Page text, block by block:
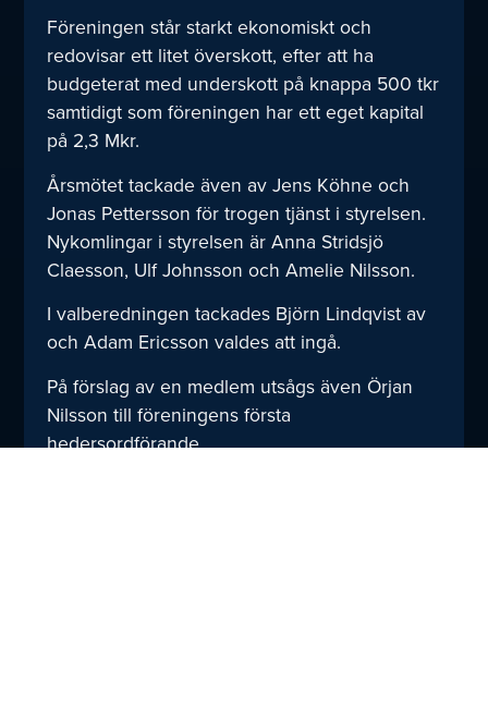
Föreningen står starkt ekonomiskt och
redovisar ett litet överskott, efter att ha
budgeterat med underskott på knappa 500 tkr
samtidigt som föreningen har ett eget kapital
på 2,3 Mkr.
Årsmötet tackade även av Jens Köhne och
Jonas Pettersson för trogen tjänst i styrelsen.
Nykomlingar i styrelsen är Anna Stridsjö
Claesson, Ulf Johnsson och Amelie Nilsson.
I valberedningen tackades Björn Lindqvist av
och Adam Ericsson valdes att ingå.
På förslag av en medlem utsågs även Örjan
Nilsson till föreningens första
hedersordförande.